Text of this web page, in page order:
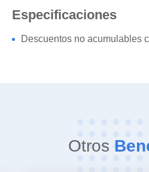
Especificaciones
Descuentos no acumulables
Otros